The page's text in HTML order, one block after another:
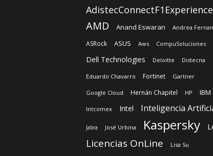
AdistecConnectF1Experience
AMD Anand Eswaran Andrea
ASRock ASUS Aws CompuSoluciones
Dell Technologies Deloitte Distecna
Eduardo Chavarro Fortinet Gartner
Google Cloud Hernán Chapitel HP IBM
Intcomex Intel Inteligencia
Jabra José Urbina Kaspersky
Licencias OnLine Lisa Su